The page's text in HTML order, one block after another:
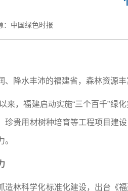
中国绿色时报
、降水丰沛的福建省，森林资源丰
来，福建启动实施“三个百千”绿
珍贵用材树种培育等工程项目建
造林科学化标准化建设，出台《